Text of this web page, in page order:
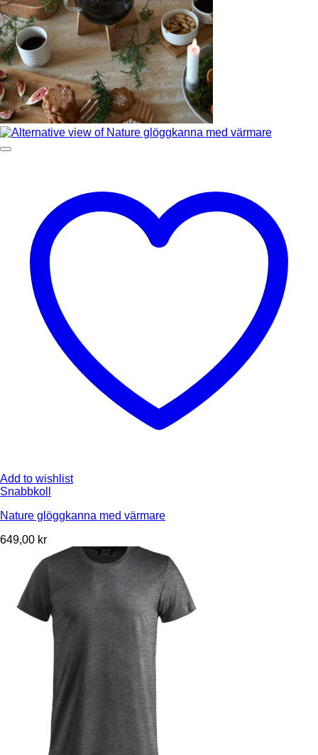
Add to wishlist
Snabbkoll
Nature glöggkanna med värmare
649,00 kr